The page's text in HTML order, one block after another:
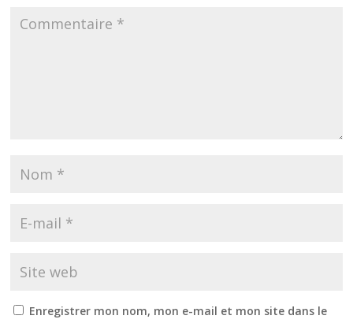
Enregistrer mon nom, mon e-mail et mon site dans le